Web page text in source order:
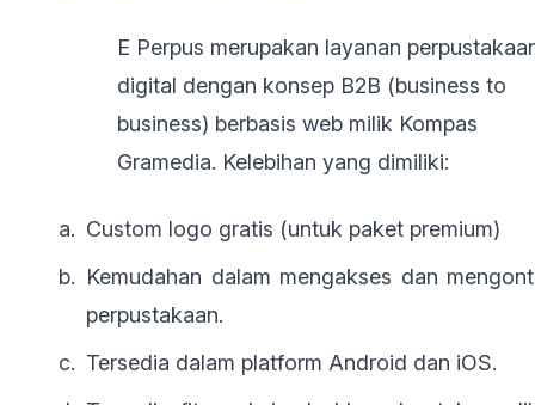
E Perpus merupakan layanan
digital dengan konsep B2B (business to
business) berbasis web milik Kompas
Gramedia. Kelebihan yang dimiliki:
Custom logo gratis (untuk paket premium)
Kemudahan dalam mengakses dan
perpustakaan.
Tersedia dalam platform Android dan iOS.